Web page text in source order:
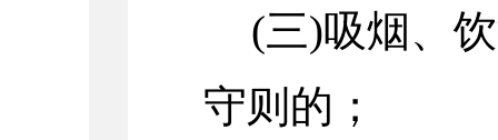
(三)吸烟、
守则的；